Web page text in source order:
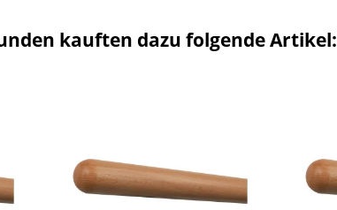
kauften dazu folgende Artikel: